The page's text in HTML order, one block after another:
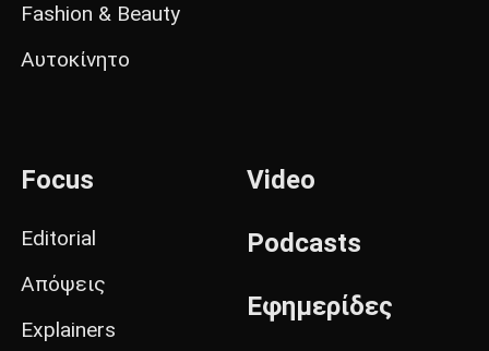
Fashion & Beauty
Αυτοκίνητο
Focus
Editorial
Απόψεις
Explainers
Video
Podcasts
Εφημερίδες